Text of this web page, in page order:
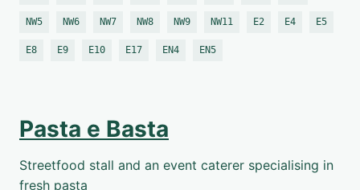
NW5 NW6 NW7 NW8 NW9 NW11 E2 E4 E5
E8 E9 E10 E17 EN4 EN5
Pasta e Basta
Streetfood stall and an event caterer specialising in
fresh pasta